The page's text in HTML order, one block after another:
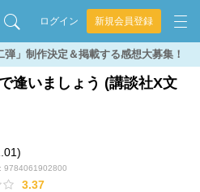
ログイン 新規会員登録
弾」制作決定＆掲載する感想大募集！
逢いましょう (講談社X文
9784061902800
3.37